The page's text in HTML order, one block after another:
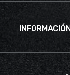
INFORMACIÓN